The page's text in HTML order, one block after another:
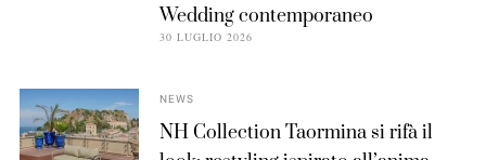
Wedding contemporaneo
30 LUGLIO 2026
NEWS
NH Collection Taormina si rifà il